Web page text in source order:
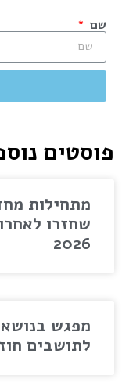
שם
פוסטים
מתחילות
שחזרו
2026
מפגש
לתושבים